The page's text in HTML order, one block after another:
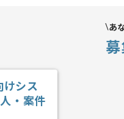
あ
けシス
・案件